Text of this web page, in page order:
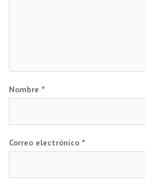
Nombre *
Correo electrónico *